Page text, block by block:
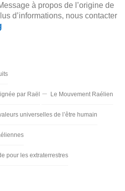
à propos de l’origine de
d’informations, nous contacter
par Raël Le Mouvement Raélien
universelles de l’être humain
pour les extraterrestres